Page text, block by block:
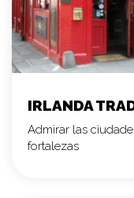
IRLANDA
Admirar las
fortalezas